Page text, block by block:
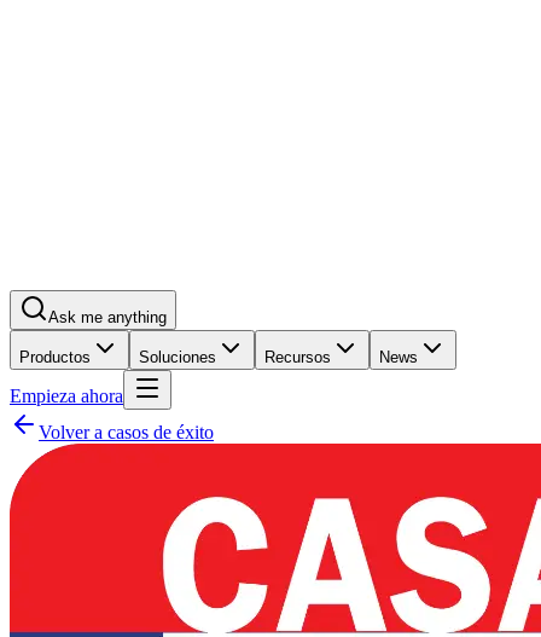
Ask me anything
Productos Soluciones Recursos News
Empieza ahora
Volver a casos de éxito